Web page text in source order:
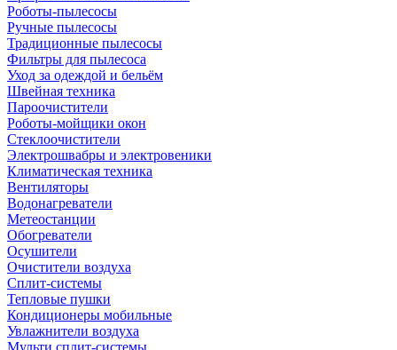
Роботы-пылесосы
Ручные пылесосы
Традиционные пылесосы
Фильтры для пылесоса
Уход за одеждой и бельём
Швейная техника
Пароочистители
Роботы-мойщики окон
Стеклоочистители
Электрошвабры и электровеники
Климатическая техника
Вентиляторы
Водонагреватели
Метеостанции
Обогреватели
Осушители
Очистители воздуха
Сплит-системы
Тепловые пушки
Кондиционеры мобильные
Увлажнители воздуха
Мульти сплит-системы